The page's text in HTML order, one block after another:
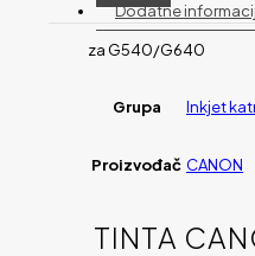
Dodatne
za G540/G640
Grupa Inkjet
Proizvođač CANON
TINTA